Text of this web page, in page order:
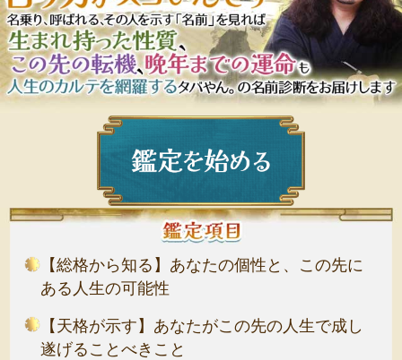
【総格から知る】あなたの個性と、この先に
ある人生の可能性
【天格が示す】あなたがこの先の人生で成し
遂げることべきこと